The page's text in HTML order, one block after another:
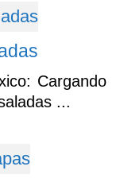
Cargando
...